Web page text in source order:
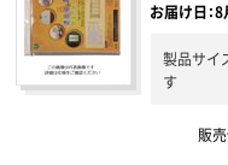
お届け日：8
製品サイ
す
販